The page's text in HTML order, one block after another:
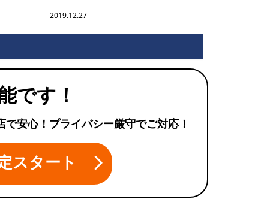
2019.12.27
です！
安心！プライバシー厳守でご対応！
スタート